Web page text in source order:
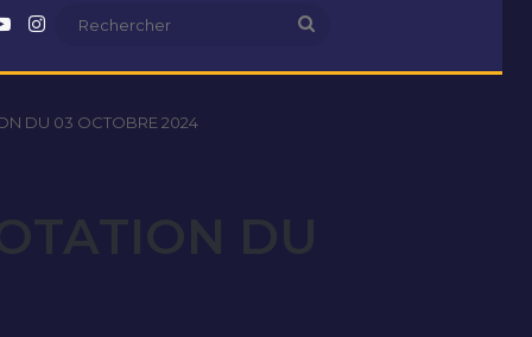
YouTube
Instagram
DU 03 OCTOBRE 2024